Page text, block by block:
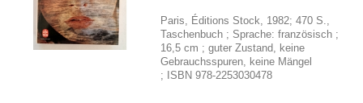
Paris, Éditions Stock, 1982; 470 S.,
Taschenbuch ; Sprache: französisch ;
16,5 cm ; guter Zustand, keine
Gebrauchsspuren, keine Mängel
; ISBN 978-2253030478